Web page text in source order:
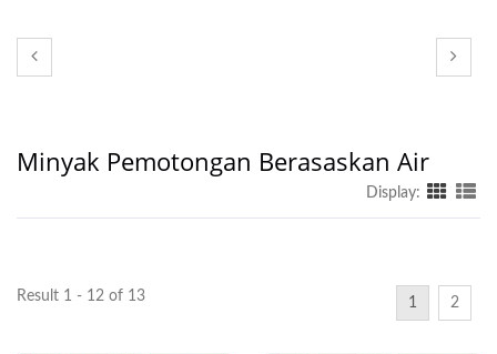
Minyak Pemotongan Berasaskan Air
Display:
Result 1 - 12 of 13 1 2